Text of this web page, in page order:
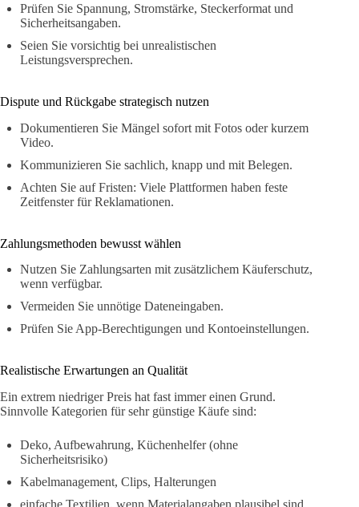
Prüfen Sie Spannung, Stromstärke, Steckerformat und
Sicherheitsangaben.
Seien Sie vorsichtig bei unrealistischen
Leistungsversprechen.
Dispute und Rückgabe strategisch nutzen
Dokumentieren Sie Mängel sofort mit Fotos oder kurzem
Video.
Kommunizieren Sie sachlich, knapp und mit Belegen.
Achten Sie auf Fristen: Viele Plattformen haben feste
Zeitfenster für Reklamationen.
Zahlungsmethoden bewusst wählen
Nutzen Sie Zahlungsarten mit zusätzlichem Käuferschutz,
wenn verfügbar.
Vermeiden Sie unnötige Dateneingaben.
Prüfen Sie App-Berechtigungen und Kontoeinstellungen.
Realistische Erwartungen an Qualität
Ein extrem niedriger Preis hat fast immer einen Grund.
Sinnvolle Kategorien für sehr günstige Käufe sind:
Deko, Aufbewahrung, Küchenhelfer (ohne
Sicherheitsrisiko)
Kabelmanagement, Clips, Halterungen